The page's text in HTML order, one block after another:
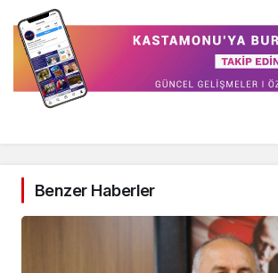
Benzer Haberler